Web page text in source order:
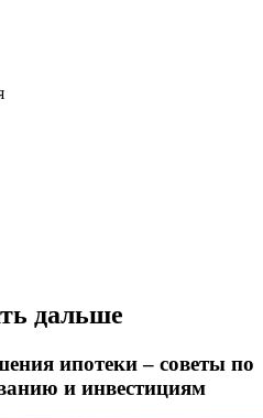
дальше
ипотеки – советы по
и инвестициям